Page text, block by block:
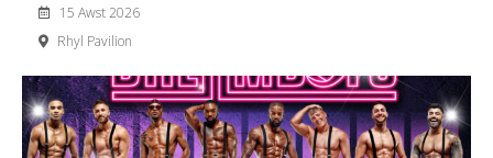
15 Awst 2026
Rhyl Pavilion